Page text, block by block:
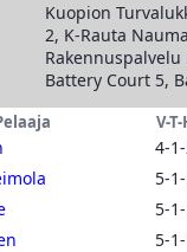
Kuopion
2, K-Rauta
Rakennuspalvelu
Battery Court 5,
V-T-
4-
5-1-
5-1-
5-1-